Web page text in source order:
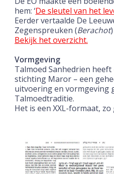
hem: ‘De sleutel van het
Eerder vertaalde De
Zegenspreuken (Berachot
Bekijk het overzicht.
Vormgeving
Talmoed Sanhedrien
stichting Maror – een
uitvoering en vormgeving
Talmoedtraditie.
Het is een XXL-formaat,